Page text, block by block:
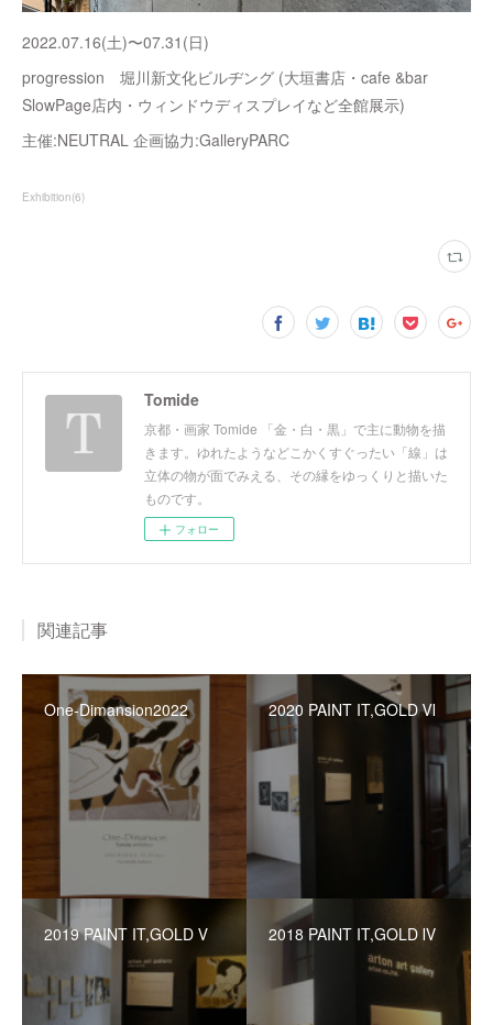
2022.07.16(土)〜07.31(日)
progression 堀川新文化ビルヂング (大垣書店・cafe &bar
SlowPage店内・ウィンドウディスプレイなど全館展示)
主催:NEUTRAL 企画協力:GalleryPARC
Exhibition(6)
Tomide
京都・画家 Tomide 「金・白・黒」で主に動物を描
きます。ゆれたようなどこかくすぐったい「線」は
立体の物が面でみえる、その縁をゆっくりと描いた
ものです。
フォロー
関連記事
One-Dimansion2022 2020 PAINT IT,GOLD Ⅵ
2019 PAINT IT,GOLD Ⅴ 2018 PAINT IT,GOLD Ⅳ